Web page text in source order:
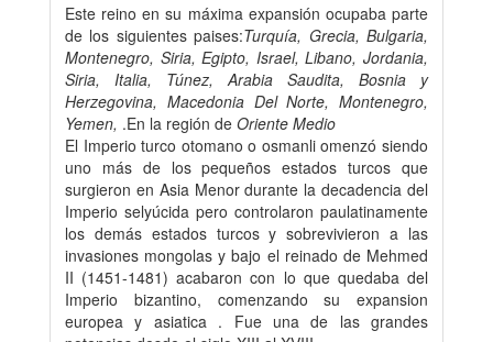
Este reino en su máxima expansión ocupaba parte
de los siguientes paises:Turquía, Grecia, Bulgaria,
Montenegro, Siria, Egipto, Israel, Libano, Jordania,
Siria, Italia, Túnez, Arabia Saudita, Bosnia y
Herzegovina, Macedonia Del Norte, Montenegro,
Yemen, .En la región de Oriente Medio
El Imperio turco otomano o osmanli omenzó siendo
uno más de los pequeños estados turcos que
surgieron en Asia Menor durante la decadencia del
Imperio selyúcida pero controlaron paulatinamente
los demás estados turcos y sobrevivieron a las
invasiones mongolas y bajo el reinado de Mehmed
II (1451-1481) acabaron con lo que quedaba del
Imperio bizantino, comenzando su expansion
europea y asiatica . Fue una de las grandes